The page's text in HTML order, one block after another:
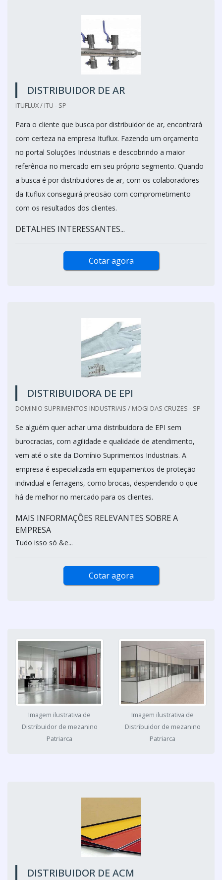
DISTRIBUIDOR DE AR
ITUFLUX / ITU - SP
Para o cliente que busca por distribuidor de ar, encontrará
com certeza na empresa Ituflux. Fazendo um orçamento
no portal Soluções Industriais e descobrindo a maior
referência no mercado em seu próprio segmento. Quando
a busca é por distribuidores de ar, com os colaboradores
da Ituflux conseguirá precisão com comprometimento
com os resultados dos clientes.
DETALHES INTERESSANTES...
Cotar agora
DISTRIBUIDORA DE EPI
DOMINIO SUPRIMENTOS INDUSTRIAIS / MOGI DAS CRUZES - SP
Se alguém quer achar uma distribuidora de EPI sem
burocracias, com agilidade e qualidade de atendimento,
vem até o site da Domínio Suprimentos Industriais. A
empresa é especializada em equipamentos de proteção
individual e ferragens, como brocas, despendendo o que
há de melhor no mercado para os clientes.
MAIS INFORMAÇÕES RELEVANTES SOBRE A
EMPRESA
Tudo isso só &e...
Cotar agora
Imagem ilustrativa de
Distribuidor de mezanino
Patriarca
Imagem ilustrativa de
Distribuidor de mezanino
Patriarca
DISTRIBUIDOR DE ACM